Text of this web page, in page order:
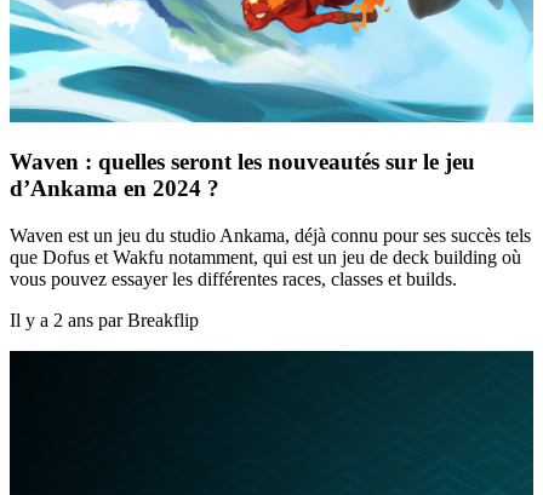
Waven : quelles seront les nouveautés sur le jeu
d’Ankama en 2024 ?
Waven est un jeu du studio Ankama, déjà connu pour ses succès tels
que Dofus et Wakfu notamment, qui est un jeu de deck building où
vous pouvez essayer les différentes races, classes et builds.
Il y a 2 ans par Breakflip